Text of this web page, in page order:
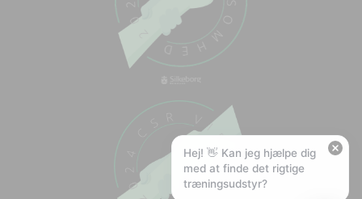
Hej! 👋 Kan jeg hjælpe dig
med at finde det rigtige
træningsudstyr?
Stil mig et spørgsmål om vores produkter,
levering eller returnering — jeg er klar!
Hvad koster fragt, og hvor hurtigt leverer I?